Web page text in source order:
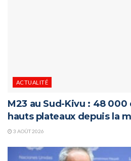
ACTUALITÉ
M23 au Sud-Kivu : 48 000
hauts plateaux depuis la
3 AOÛT 2026